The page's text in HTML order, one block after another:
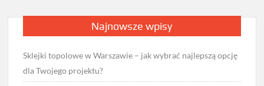
Najnowsze wpisy
Sklejki topolowe w Warszawie – jak wybrać najlepszą opcję
dla Twojego projektu?